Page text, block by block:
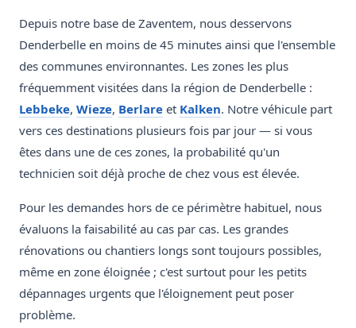
Depuis notre base de Zaventem, nous desservons
Denderbelle en moins de 45 minutes ainsi que l'ensemble
des communes environnantes. Les zones les plus
fréquemment visitées dans la région de Denderbelle :
Lebbeke, Wieze, Berlare et Kalken. Notre véhicule part
vers ces destinations plusieurs fois par jour — si vous
êtes dans une de ces zones, la probabilité qu'un
technicien soit déjà proche de chez vous est élevée.
Pour les demandes hors de ce périmètre habituel, nous
évaluons la faisabilité au cas par cas. Les grandes
rénovations ou chantiers longs sont toujours possibles,
même en zone éloignée ; c'est surtout pour les petits
dépannages urgents que l'éloignement peut poser
problème.